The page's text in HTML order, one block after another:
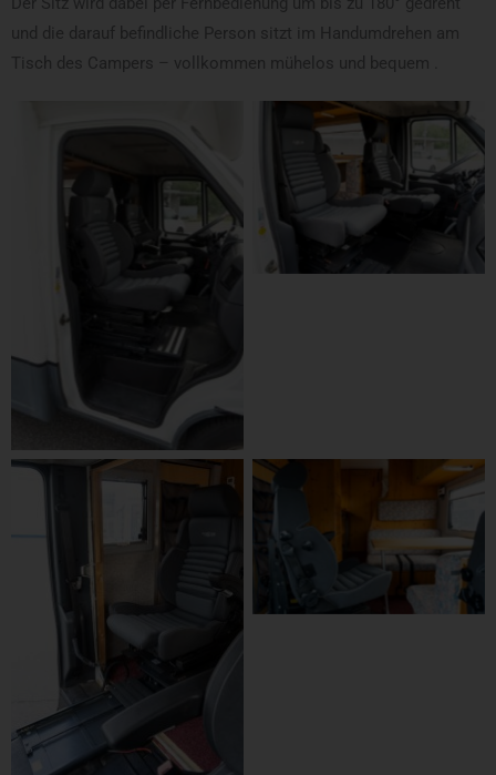
und die darauf befindliche Person sitzt im Handumdrehen am
Tisch des Campers – vollkommen mühelos und bequem .